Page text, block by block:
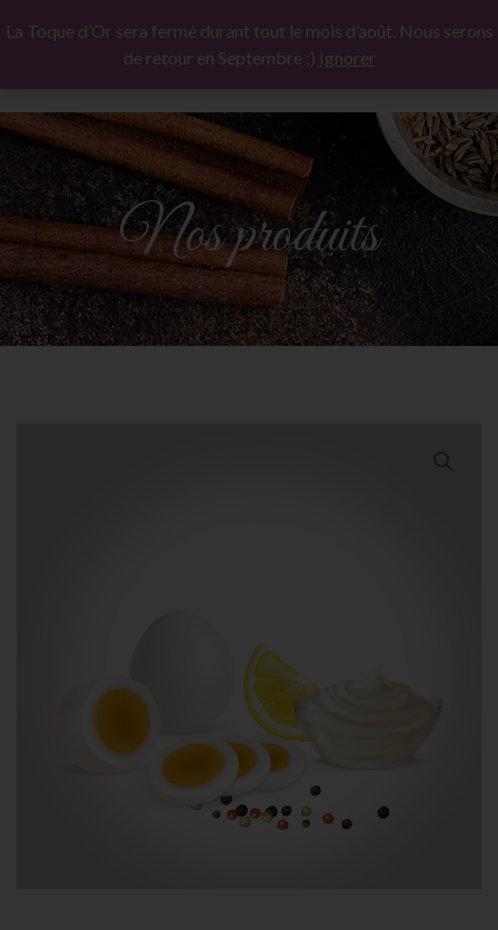
Nos produits
La Toque d’Or sera fermé durant tout le mois d’août. Nous serons
de retour en Septembre ;) Ignorer